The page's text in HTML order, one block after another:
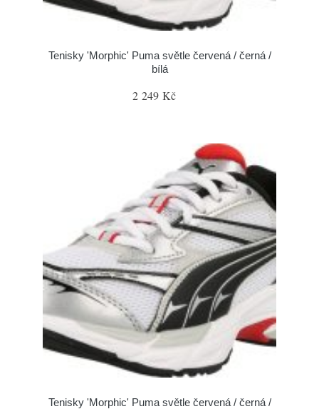
Tenisky 'Morphic' Puma světle červená / černá /
bílá
2 249 Kč
Tenisky 'Morphic' Puma světle červená / černá /